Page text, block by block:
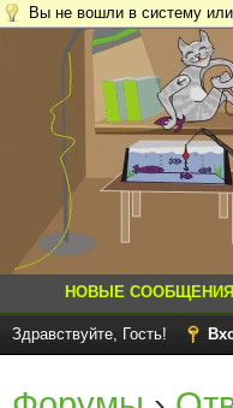
Вы не вошли в систему
НОВЫЕ СООБЩЕНИЯ
Здравствуйте, Гость!